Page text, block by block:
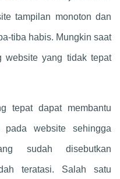
tampilan monoton dan
tiba habis. Mungkin saat
website yang tidak tepat
tepat dapat membantu
pada website sehingga
sudah disebutkan
teratasi. Salah satu